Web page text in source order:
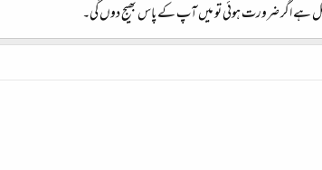
ہے اگر ضرورت ہوئی تو میں آپ کے پاس بھیج دوں گی۔